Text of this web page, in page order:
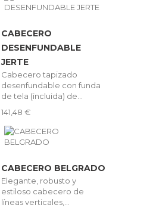
CABECERO
DESENFUNDABLE
JERTE
Cabecero tapizado
desenfundable con funda
de tela (incluida) de...
141,48 €
CABECERO BELGRADO
Elegante, robusto y
estiloso cabecero de
líneas verticales,...